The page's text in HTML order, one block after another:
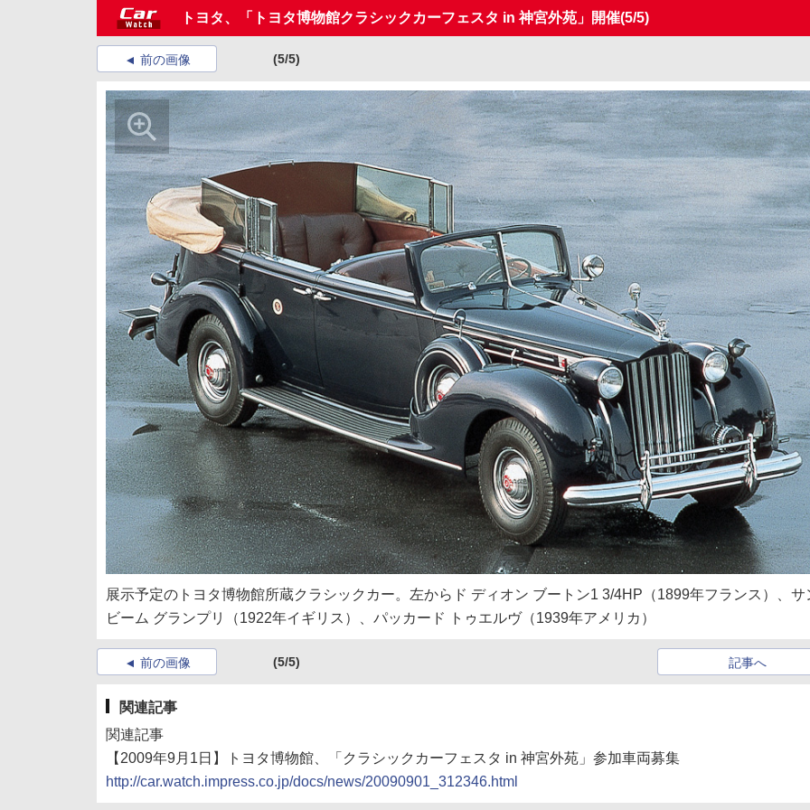
トヨタ、「トヨタ博物館クラシックカーフェスタ in 神宮外苑」開催(5/5)
前の画像 (5/5)
展示予定のトヨタ博物館所蔵クラシックカー。左からド ディオン ブートン1 3/4HP（1899年フランス）、サ
ビーム グランプリ（1922年イギリス）、パッカード トゥエルヴ（1939年アメリカ）
前の画像 (5/5) 記事へ
関連記事
関連記事
【2009年9月1日】トヨタ博物館、「クラシックカーフェスタ in 神宮外苑」参加車両募集
http://car.watch.impress.co.jp/docs/news/20090901_312346.html